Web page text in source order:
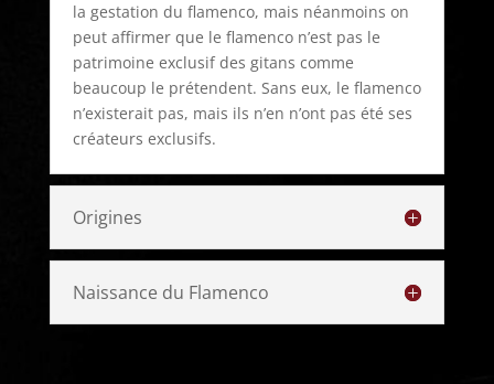
la gestation du flamenco, mais néanmoins on
peut affirmer que le flamenco n’est pas le
patrimoine exclusif des gitans comme
beaucoup le prétendent. Sans eux, le flamenco
n’existerait pas, mais ils n’en n’ont pas été ses
créateurs exclusifs.
Origines
Naissance du Flamenco